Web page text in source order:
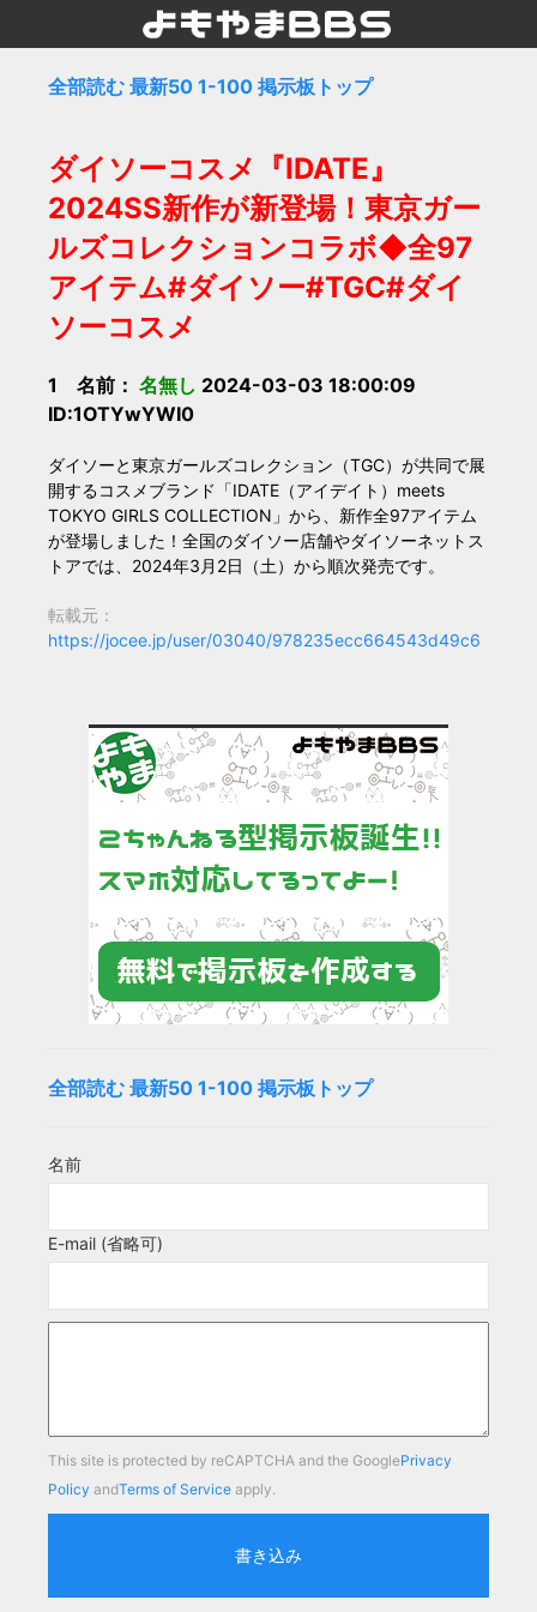
全部読む 最新50 1-100 掲示板トップ
ダイソーコスメ『IDATE』
2024SS新作が新登場！東京ガー
ルズコレクションコラボ◆全97
アイテム#ダイソー#TGC#ダイ
ソーコスメ
1 名前： 名無し 2024-03-03 18:00:09
ID:1OTYwYWI0
ダイソーと東京ガールズコレクション（TGC）が共同で展
開するコスメブランド「IDATE（アイデイト）meets
TOKYO GIRLS COLLECTION」から、新作全97アイテム
が登場しました！全国のダイソー店舗やダイソーネットス
トアでは、2024年3月2日（土）から順次発売です。
転載元：
https://jocee.jp/user/03040/978235ecc664543d49c6
全部読む 最新50 1-100 掲示板トップ
名前
E-mail (省略可)
This site is protected by reCAPTCHA and the GooglePrivacy
Policy andTerms of Service apply.
書き込み